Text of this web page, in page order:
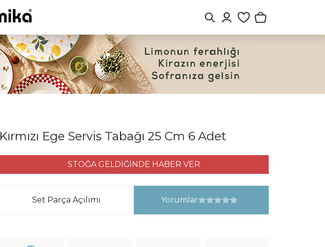
Kırmızı Ege Servis Tabağı 25 Cm 6 Adet
STOĞA GELDİĞİNDE HABER VER
Set Parça Açılımı Yorumlar